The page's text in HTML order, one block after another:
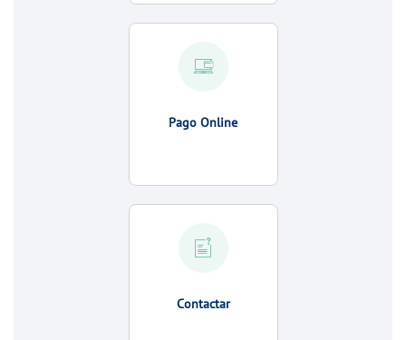
Pago Online
Contactar